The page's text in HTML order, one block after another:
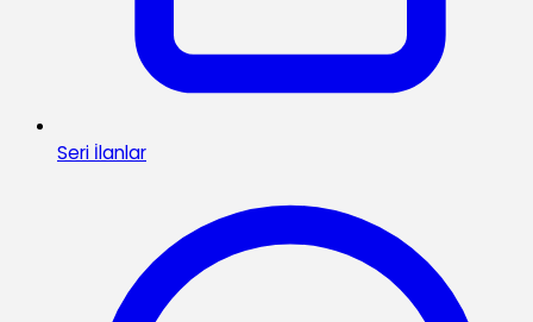
Seri İlanlar